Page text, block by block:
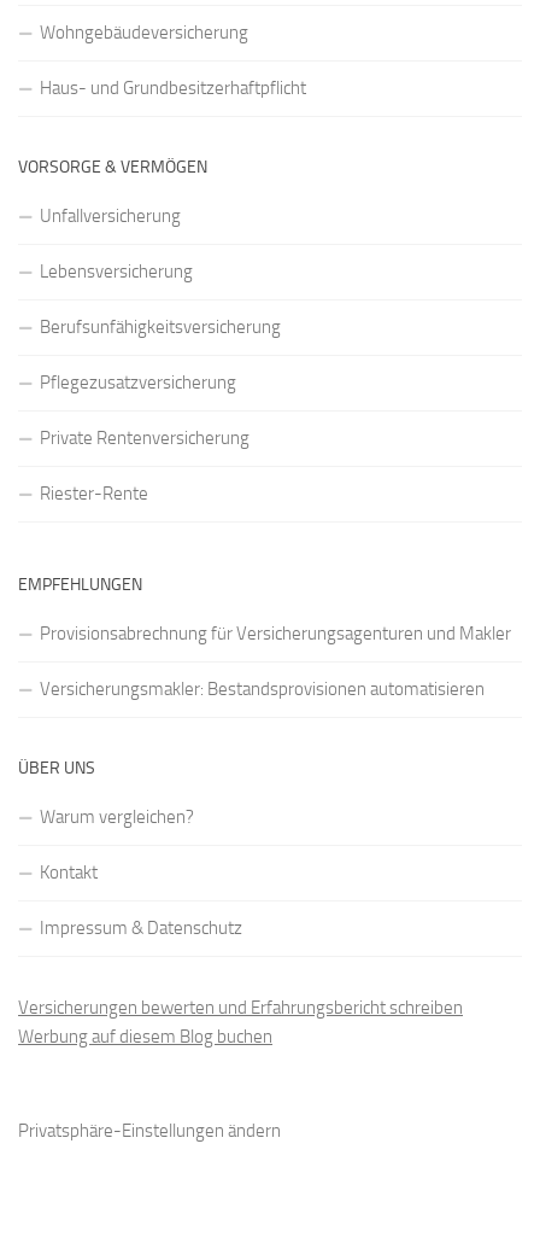
Wohngebäudeversicherung
Haus- und Grundbesitzerhaftpflicht
VORSORGE & VERMÖGEN
Unfallversicherung
Lebensversicherung
Berufsunfähigkeitsversicherung
Pflegezusatzversicherung
Private Rentenversicherung
Riester-Rente
EMPFEHLUNGEN
Provisionsabrechnung für Versicherungsagenturen und Makler
Versicherungsmakler: Bestandsprovisionen automatisieren
ÜBER UNS
Warum vergleichen?
Kontakt
Impressum & Datenschutz
Versicherungen bewerten und Erfahrungsbericht schreiben
Werbung auf diesem Blog buchen
Privatsphäre-Einstellungen ändern